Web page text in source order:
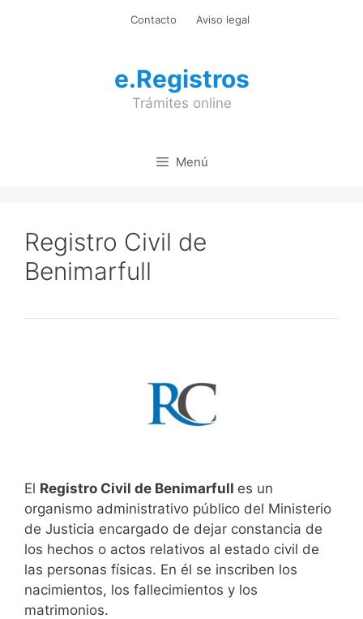
Contacto Aviso legal
e.Registros
Trámites online
Menú
Registro Civil de
Benimarfull
El Registro Civil de Benimarfull es un
organismo administrativo público del Ministerio
de Justicia encargado de dejar constancia de
los hechos o actos relativos al estado civil de
las personas físicas. En él se inscriben los
nacimientos, los fallecimientos y los
matrimonios.